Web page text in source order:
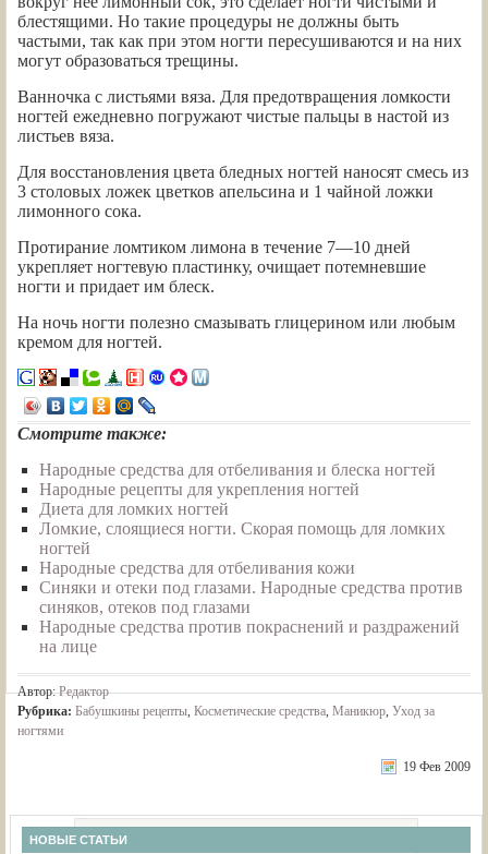
блестящими. Но такие процедуры не должны быть
частыми, так как при этом ногти пересушиваются и на них
могут образоваться трещины.
Ванночка с листьями вяза. Для предотвращения ломкости
ногтей ежедневно погружают чистые пальцы в настой из
листьев вяза.
Для восстановления цвета бледных ногтей наносят смесь из
3 столовых ложек цветков апельсина и 1 чайной ложки
лимонного сока.
Протирание ломтиком лимона в течение 7—10 дней
укрепляет ногтевую пластинку, очищает потемневшие
ногти и придает им блеск.
На ночь ногти полезно смазывать глицерином или любым
кремом для ногтей.
Смотрите также:
Народные средства для отбеливания и блеска ногтей
Народные рецепты для укрепления ногтей
Диета для ломких ногтей
Ломкие, слоящиеся ногти. Скорая помощь для ломких
ногтей
Народные средства для отбеливания кожи
Синяки и отеки под глазами. Народные средства против
синяков, отеков под глазами
Народные средства против покраснений и раздражений
на лице
Автор:Редактор
Рубрика: Бабушкины рецепты, Косметические средства, Маникюр, Уход за
ногтями
19 Фев 2009
НОВЫЕ СТАТЬИ